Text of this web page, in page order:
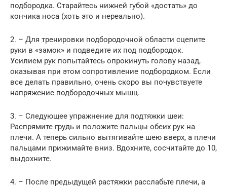
подбородка. Старайтесь нижней губой «достать» до
кончика носа (хоть это и нереально).
2. – Для тренировки подбородочной области сцепите
руки в «замок» и подведите их под подбородок.
Усилием рук попытайтесь опрокинуть голову назад,
оказывая при этом сопротивление подбородком. Если
все делать правильно, очень скоро вы почувствуете
напряжение подбородочных мышц.
3. – Следующее упражнение для подтяжки шеи:
Распрямите грудь и положите пальцы обеих рук на
плечи. А теперь сильно вытягивайте шею вверх, а плечи
пальцами прижимайте вниз. Вдохните, сосчитайте до 10,
выдохните.
4. – После предыдущей растяжки расслабьте плечи, а